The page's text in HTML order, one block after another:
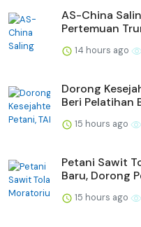
AS-China
Pertemuan
14 hours ago
Dorong
Beri Pelatihan
15 hours ago
Petani Sawit
Baru, Dorong
15 hours ago